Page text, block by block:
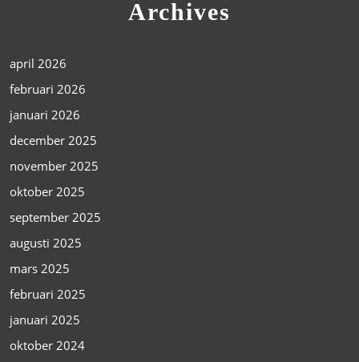
Archives
april 2026
februari 2026
januari 2026
december 2025
november 2025
oktober 2025
september 2025
augusti 2025
mars 2025
februari 2025
januari 2025
oktober 2024